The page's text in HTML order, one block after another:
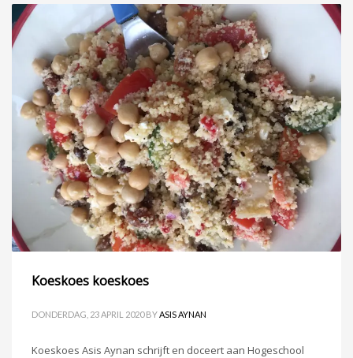
Koeskoes koeskoes
DONDERDAG, 23 APRIL 2020 BY ASIS AYNAN
Koeskoes Asis Aynan schrijft en doceert aan Hogeschool